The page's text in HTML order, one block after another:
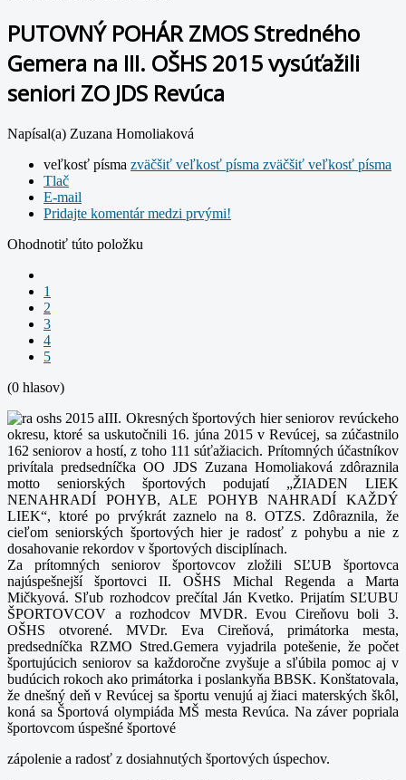
PUTOVNÝ POHÁR ZMOS Stredného
Gemera na III. OŠHS 2015 vysúťažili
seniori ZO JDS Revúca
Napísal(a) Zuzana Homoliaková
veľkosť písma zväčšiť veľkosť písma zväčšiť veľkosť písma
Tlač
E-mail
Pridajte komentár medzi prvými!
Ohodnotiť túto položku
1
2
3
4
5
(0 hlasov)
III. Okresných športových hier seniorov revúckeho
okresu, ktoré sa uskutočnili 16. júna 2015 v Revúcej, sa zúčastnilo
162 seniorov a hostí, z toho 111 súťažiacich. Prítomných účastníkov
privítala predsedníčka OO JDS Zuzana Homoliaková zdôraznila
motto seniorských športových podujatí „ŽIADEN LIEK
NENAHRADÍ POHYB, ALE POHYB NAHRADÍ KAŽDÝ
LIEK“, ktoré po prvýkrát zaznelo na 8. OTZS. Zdôraznila, že
cieľom seniorských športových hier je radosť z pohybu a nie z
dosahovanie rekordov v športových disciplínach.
Za prítomných seniorov športovcov zložili SĽUB športovca
najúspešnejší športovci II. OŠHS Michal Regenda a Marta
Mičkyová. Sľub rozhodcov prečítal Ján Kvetko. Prijatím SĽUBU
ŠPORTOVCOV a rozhodcov MVDR. Evou Cireňovu boli 3.
OŠHS otvorené. MVDr. Eva Cireňová, primátorka mesta,
predsedníčka RZMO Stred.Gemera vyjadrila potešenie, že počet
športujúcich seniorov sa každoročne zvyšuje a sľúbila pomoc aj v
budúcich rokoch ako primátorka i poslankyňa BBSK. Konštatovala,
že dnešný deň v Revúcej sa športu venujú aj žiaci materských škôl,
koná sa Športová olympiáda MŠ mesta Revúca. Na záver popriala
športovcom úspešné športové
zápolenie a radosť z dosiahnutých športových úspechov.